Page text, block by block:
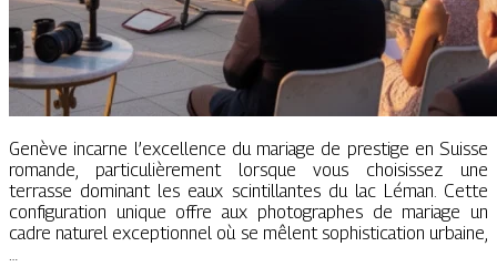
Genève incarne l’excellence du mariage de prestige en Suisse
romande, particulièrement lorsque vous choisissez une
terrasse dominant les eaux scintillantes du lac Léman. Cette
configuration unique offre aux photographes de mariage un
cadre naturel exceptionnel où se mêlent sophistication urbaine,
…